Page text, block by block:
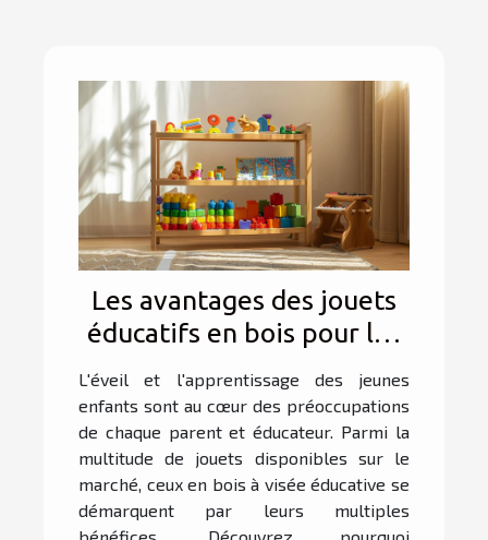
Les avantages des jouets
éducatifs en bois pour les
L'éveil et l'apprentissage des jeunes
enfants sont au cœur des préoccupations
de chaque parent et éducateur. Parmi la
multitude de jouets disponibles sur le
marché, ceux en bois à visée éducative se
démarquent par leurs multiples